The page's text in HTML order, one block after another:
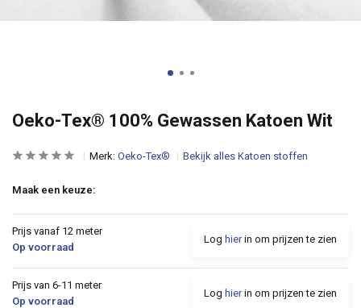
Oeko-Tex® 100% Gewassen Katoen Wit
Merk: Oeko-Tex® Bekijk alles Katoen stoffen
Maak een keuze:
Prijs vanaf 12 meter
Op voorraad
Log hierin om prijzen te zien
Prijs van 6-11 meter
Op voorraad
Log hierin om prijzen te zien